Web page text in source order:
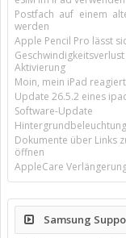
Postfach auf einem
werden
Apple Pencil Pro lässt
Aktivierung
Moin, mein iPad
Update 26.5.2 eines
Software-Update
Hintergrundbeleuchtung
Dokumente über Links
öffnen
AppleCare
Samsung